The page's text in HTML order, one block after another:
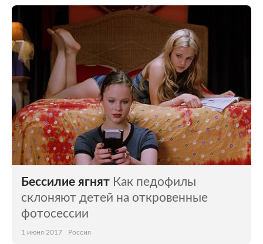
Бессилие ягнят Как педофилы
склоняют детей на откровенные
фотосессии
1 июня 2017 Россия